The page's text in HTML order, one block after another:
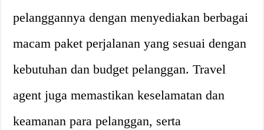
pelanggannya dengan menyediakan berbagai
macam paket perjalanan yang sesuai dengan
kebutuhan dan budget pelanggan. Travel
agent juga memastikan keselamatan dan
keamanan para pelanggan, serta